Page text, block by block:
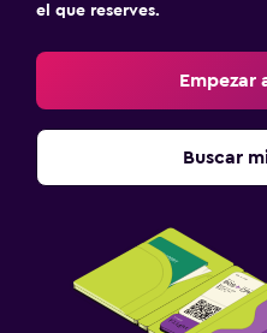
el que reserves.
Empezar
Buscar